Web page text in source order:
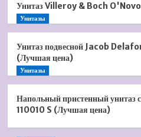
Унитаз Villeroy & Boch
Унитазы
Унитаз подвесной Jacob
(Лучшая цена)
Унитазы
Напольный пристенный
110010 S (Лучшая цена)